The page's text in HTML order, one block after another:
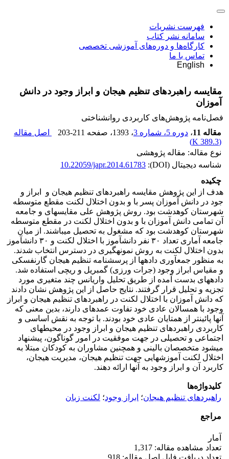
فهرست نشریات
سامانه نشر کتاب
کارگاه‌ها و دوره‌های آموزشی تخصصی
تماس با ما
English
مقایسه راهبردهای تنظیم هیجان و ابراز وجود در دانش
آموزان
فصل‌نامه پژوهش‌های کاربردی روانشناختی
مقاله 11
، دوره 5، شماره 3 ، 1393 ، صفحه 203-211
اصل مقاله
(
389.3 K
)
نوع مقاله: مقاله پژوهشی
شناسه دیجیتال (DOI):
10.22059/japr.2014.61783
چکیده
هدف از این پژوهش مقایسه راهبردهای تنظیم هیجان و ابراز و
جود در دانش آموزان پسر با و بدون اختلال لکنت مقطع متوسطه
شهرستان کوهدشت بود. روش پژوهش علی مقایسه­ای و جامعه
آن تمامی دانش آموزان با و بدون اختلال لکنت در مقطع متوسطه
شهرستان کوهدشت بود که مشغول به تحصیل می­باشند. از میان
جامعه آماری تعداد ۳۰ نفر دانش­آموز با اختلال لکنت و ۳۰ دانش­آموز
بدون اختلال لکنت به روش نمونه­گیری در دسترس انتخاب شدند.
به منظور جمع­آوری داده­ها از پرسشنامه تنظیم هیجان گارنفسکی
و مقیاس ابراز وجود (جرات ورزی) گمبریل و ریچی استفاده شد.
داده­های بدست آمده از طریق تحلیل واریانس چند متغیری مورد
تجزیه و تحلیل قرار گرفتند. نتایج حاصل از این پژوهش نشان دادند
که دانش آموزان با اختلال لکنت در راهبردهای تنظیم هیجان و ابراز
وجود با همسالان عادی خود تفاوت عمده­ای دارند، بدین معنی که
آنها پائین­تر از همتایان عادی خود بودند. با توجه به نقش اساسی و
کاربردی راهبردهای تنظیم هیجان و ابراز وجود در محیط­های
اجتماعی و تحصیلی در جهت موفقیت در امور گوناگون، پیشنهاد
می­شود متخصصان بالینی و همچنین مشاوران به کودکان مبتلا به
اختلال لکنت آموزش­هایی جهت تنظیم هیجان، مدیریت هیجان،
کاربرد آن و ابراز وجود به آنها ارائه دهند.
کلیدواژه‌ها
راهبردهای تنظیم هیجان؛ ابراز وجود؛ لکنت زبان
مراجع
آمار
تعداد مشاهده مقاله: 1,317
تعداد دریافت فایل اصل مقاله: 918